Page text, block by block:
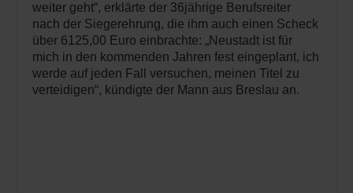
weiter geht“, erklärte der 36jährige Berufsreiter
nach der Siegerehrung, die ihm auch einen Scheck
über 6125,00 Euro einbrachte: „Neustadt ist für
mich in den kommenden Jahren fest eingeplant, ich
werde auf jeden Fall versuchen, meinen Titel zu
verteidigen“, kündigte der Mann aus Breslau an.